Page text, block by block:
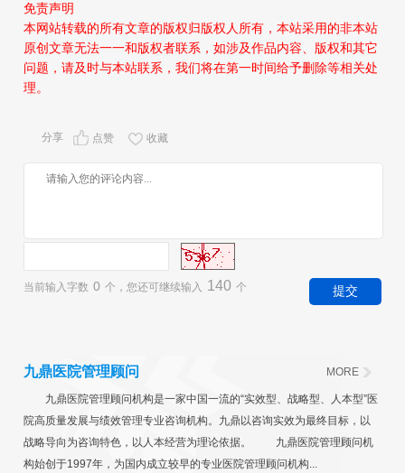
免责声明
本网站转载的所有文章的版权归版权人所有，本站采用的非本站
原创文章无法一一和版权者联系，如涉及作品内容、版权和其它
问题，请及时与本站联系，我们将在第一时间给予删除等相关处
理。
分享 点赞 收藏
当前输入字数 0 个，您还可继续输入 140 个
九鼎医院管理顾问 MORE
九鼎医院管理顾问机构是一家中国一流的“实效型、战略型、人本型”医
院高质量发展与绩效管理专业咨询机构。九鼎以咨询实效为最终目标，以
战略导向为咨询特色，以人本经营为理论依据。 九鼎医院管理顾问机
构始创于1997年，为国内成立较早的专业医院管理顾问机构...